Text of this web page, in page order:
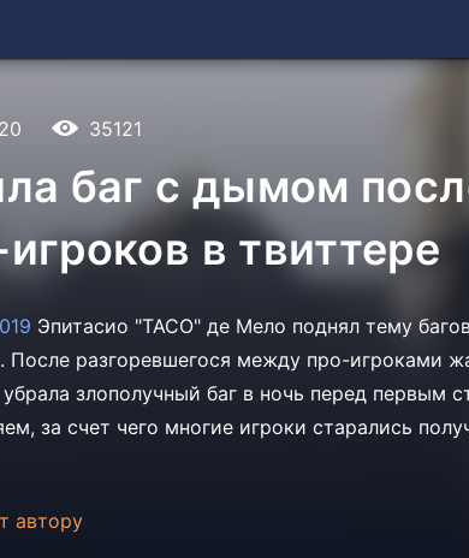
35121
баг с дымом
в твиттере
Эпитасио "TACO" де Мело поднял тему
После разгоревшегося между про-игроками
злополучный баг в ночь перед первым
за счет чего многие игроки старались
автору